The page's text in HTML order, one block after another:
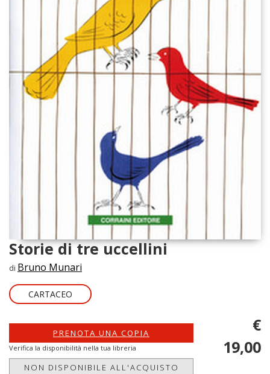
Storie di tre uccellini
di Bruno Munari
CARTACEO
PRENOTA UNA COPIA
Verifica la disponibilità nella tua libreria
NON DISPONIBILE ALL'ACQUISTO
€
19,00